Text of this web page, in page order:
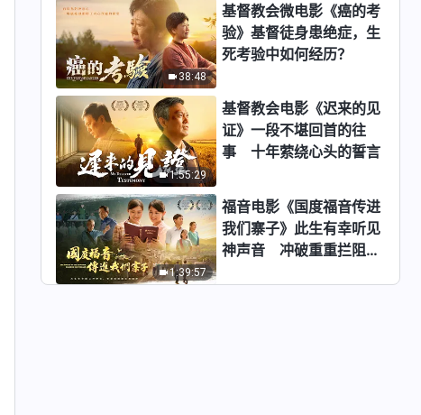
5:19
基督教会合唱诗歌《末世基督是
人进入国度的大门》
5:46
基督教会合唱诗歌《得胜者之
歌》
5:50
基督教会合唱诗歌《只有神才有
生命的道》
38:48
基督教会微电影《癌的考
验》基督徒身患绝症，生
死考验中如何经历？
1:55:29
基督教会电影《迟来的见
证》一段不堪回首的往
事 十年萦绕心头的誓言
1:39:57
福音电影《国度福音传进
我们寨子》此生有幸听见
神声音 冲破重重拦阻跟